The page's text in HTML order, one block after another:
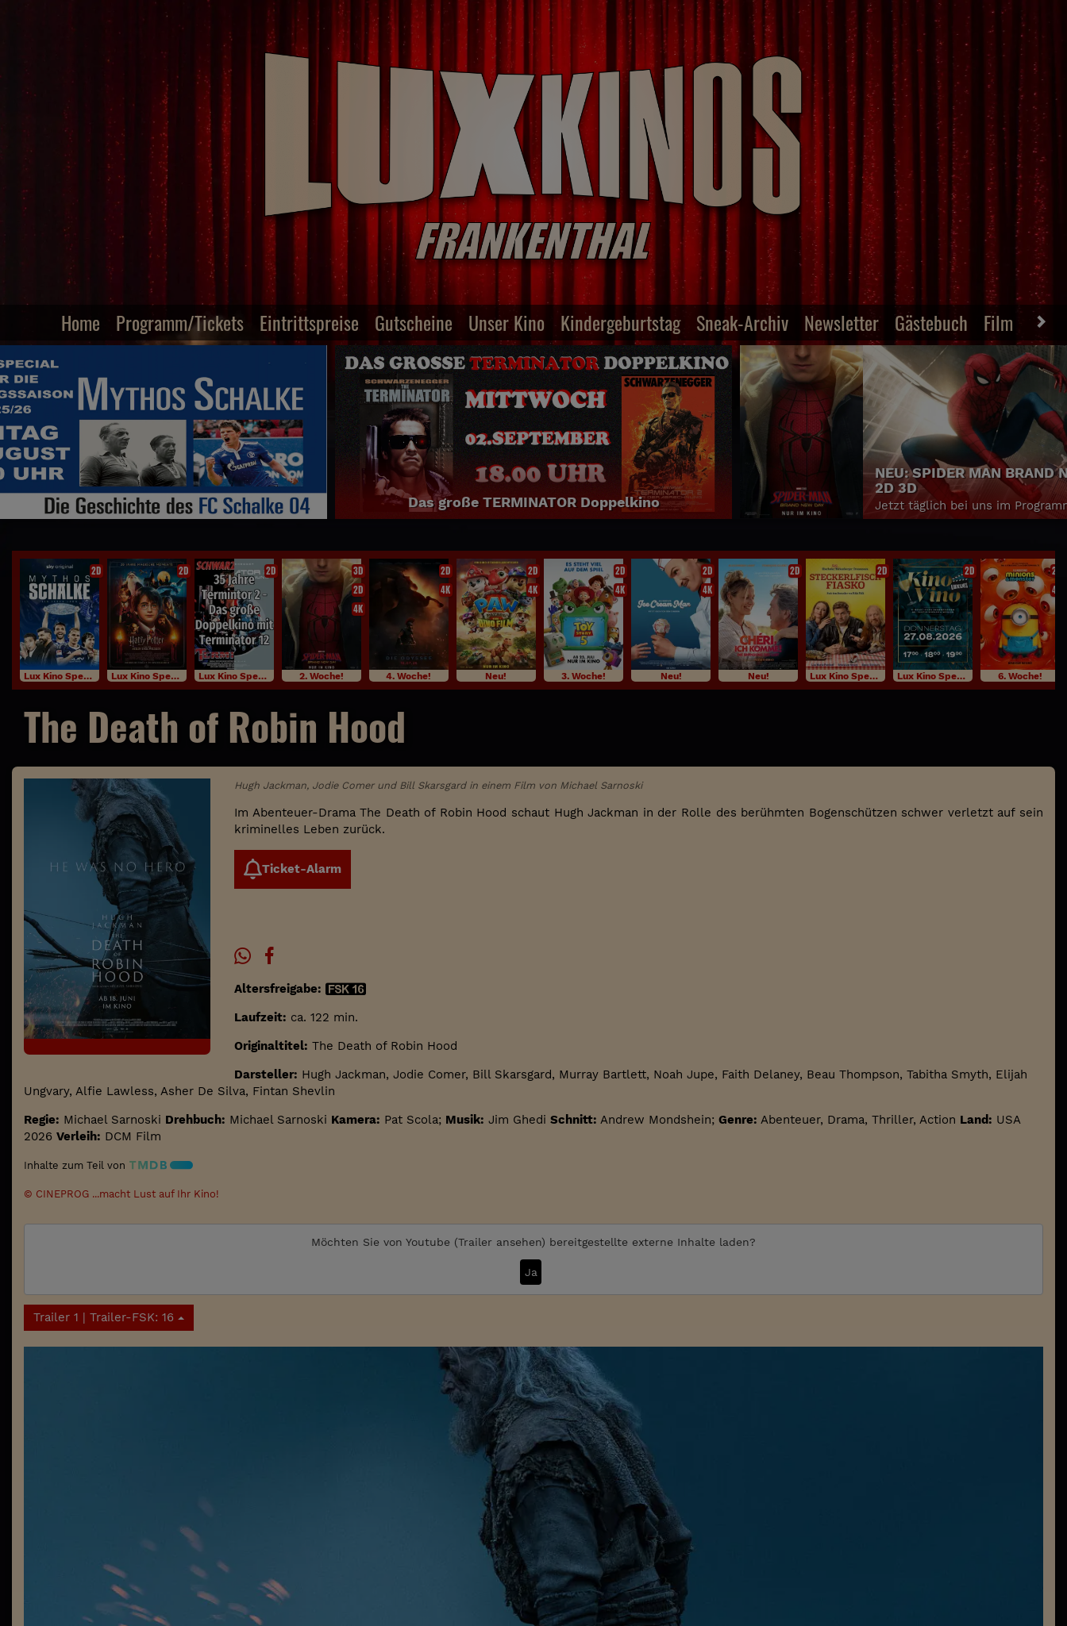
Home Programm/Tickets Eintrittspreise Gutscheine Unser Kino Kindergeburtstag Sneak-Archiv Newsletter Gästebuch Film-Archiv
Das große TERMINATOR Doppelkino
NEU: SPIDER MAN BRAND NEW DAY
2D 3D
Jetzt täglich bei uns im Programm!
NEUES FAMILY KINO: PAW
DER DINO FILM
Die größte Mission der Paw
Zeiten - jetzt Tickets sichern!
2D
Lux Kino Specials
2D
Lux Kino Specials
2D
Lux Kino Specials
3D
2D
4K
2. Woche!
2D
4K
4. Woche!
2D
4K
Neu!
2D
4K
3. Woche!
2D
4K
Neu!
2D
Neu!
2D
Lux Kino Specials
2D
Lux Kino Specials
2D
4K
6. Woche!
The Death of Robin Hood
Hugh Jackman, Jodie Comer und Bill Skarsgard in einem Film von Michael Sarnoski
Im Abenteuer-Drama The Death of Robin Hood schaut Hugh Jackman in der Rolle des berühmten Bogenschützen schwer verletzt auf sein
kriminelles Leben zurück.
Ticket-Alarm
Altersfreigabe:
Laufzeit: ca. 122 min.
Originaltitel: The Death of Robin Hood
Darsteller: Hugh Jackman, Jodie Comer, Bill Skarsgard, Murray Bartlett, Noah Jupe, Faith Delaney, Beau Thompson, Tabitha Smyth, Elijah
Ungvary, Alfie Lawless, Asher De Silva, Fintan Shevlin
Regie: Michael Sarnoski Drehbuch: Michael Sarnoski Kamera: Pat Scola; Musik: Jim Ghedi Schnitt: Andrew Mondshein; Genre: Abenteuer, Drama, Thriller, Action Land: USA
2026 Verleih: DCM Film
Inhalte zum Teil von
© CINEPROG ...macht Lust auf Ihr Kino!
Möchten Sie von Youtube (Trailer ansehen) bereitgestellte externe Inhalte laden?
Ja
Trailer 1 | Trailer-FSK: 16